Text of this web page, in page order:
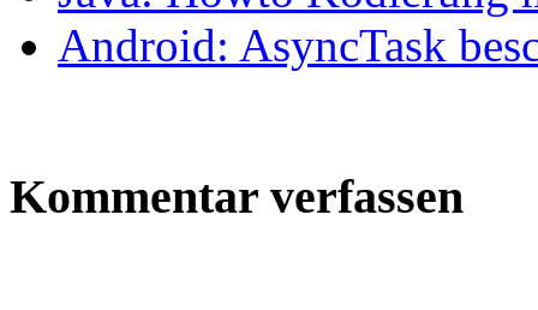
Android: AsyncTask
Kommentar verfassen